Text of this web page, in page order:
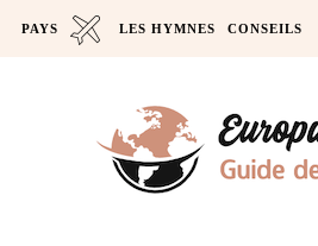
PAYS LES HYMNES CONSEILS